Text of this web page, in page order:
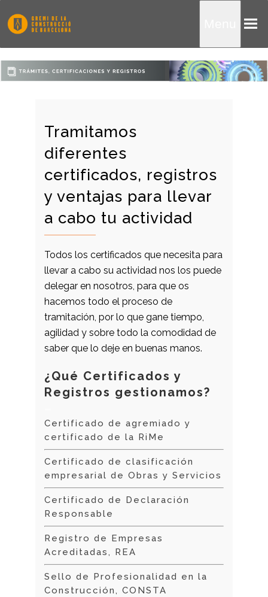
Tramitamos
diferentes
certificados, registros
y ventajas para llevar
a cabo tu actividad
Todos los certificados que necesita para
llevar a cabo su actividad nos los puede
delegar en nosotros, para que os
hacemos todo el proceso de
tramitación, por lo que gane tiempo,
agilidad y sobre todo la comodidad de
saber que lo deje en buenas manos.
¿Qué Certificados y
Registros gestionamos?
Certificado de agremiado y
certificado de la RiMe
Certificado de clasificación
empresarial de Obras y Servicios
Certificado de Declaración
Responsable
Registro de Empresas
Acreditadas, REA
Sello de Profesionalidad en la
Construcción, CONSTA